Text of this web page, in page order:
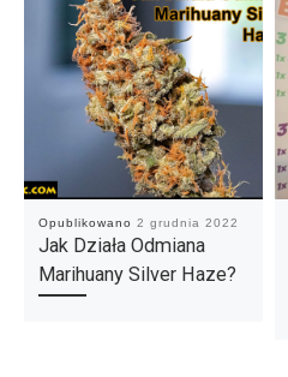
Opublikowano 2 grudnia 2022
Jak Działa Odmiana
Marihuany Silver Haze?